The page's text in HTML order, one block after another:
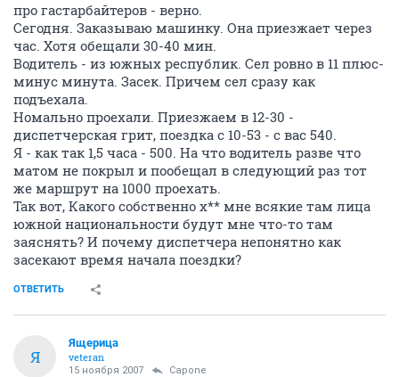
про гастарбайтеров - верно.
Сегодня. Заказываю машинку. Она приезжает через
час. Хотя обещали 30-40 мин.
Водитель - из южных республик. Сел ровно в 11 плюс-
минус минута. Засек. Причем сел сразу как
подъехала.
Номально проехали. Приезжаем в 12-30 -
диспетчерская грит, поездка с 10-53 - с вас 540.
Я - как так 1,5 часа - 500. На что водитель разве что
матом не покрыл и пообещал в следующий раз тот
же маршрут на 1000 проехать.
Так вот, Какого собственно х** мне всякие там лица
южной национальности будут мне что-то там
заяснять? И почему диспетчера непонятно как
засекают время начала поездки?
ОТВЕТИТЬ
Я
Ящерица
veteran
15 ноября 2007 Capone